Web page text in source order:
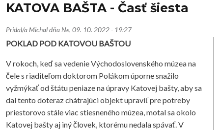
KATOVA BAŠTA - Časť šiesta
Pridal/a Michaldňa Ne, 09. 10. 2022 - 19:27
POKLAD POD KATOVOU BAŠTOU
V rokoch, keď sa vedenie Východoslovenského múzea na
čele s riaditeľom doktorom Polákom úporne snažilo
vyžmýkať od štátu peniaze na úpravy Katovej bašty, aby sa
dal tento doteraz chátrajúci objekt upraviť pre potreby
priestorovo stále viac stiesneného múzea, motal sa okolo
Katovej bašty aj iný človek, ktorému nedala spávať. V